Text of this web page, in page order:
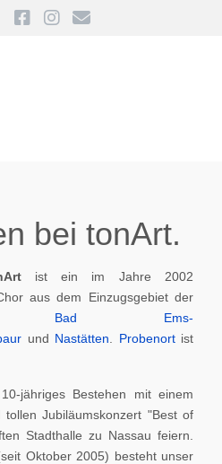
bei tonArt.
ist ein im Jahre 2002
aus dem Einzugsgebiet der
Bad Ems-
und Nastätten Probenortist
jähriges Bestehen mit einem
tollen Jubiläumskonzert "Best of
Stadthalle zu Nassau feiern.
Oktober 2005) besteht unser